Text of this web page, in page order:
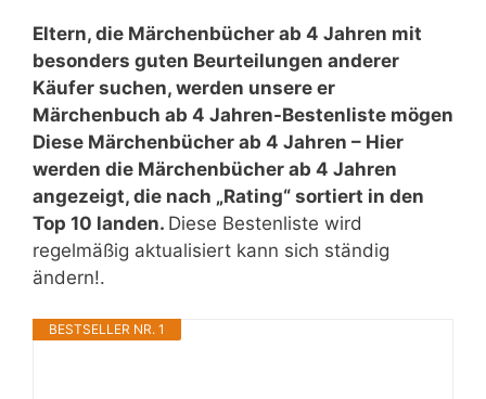
Eltern, die Märchenbücher ab 4 Jahren mit
besonders guten Beurteilungen anderer
Käufer suchen, werden unsere er
Märchenbuch ab 4 Jahren-Bestenliste mögen
Diese Märchenbücher ab 4 Jahren – Hier
werden die Märchenbücher ab 4 Jahren
angezeigt, die nach „Rating“ sortiert in den
Top 10 landen. Diese Bestenliste wird
regelmäßig aktualisiert kann sich ständig
ändern!.
BESTSELLER NR. 1